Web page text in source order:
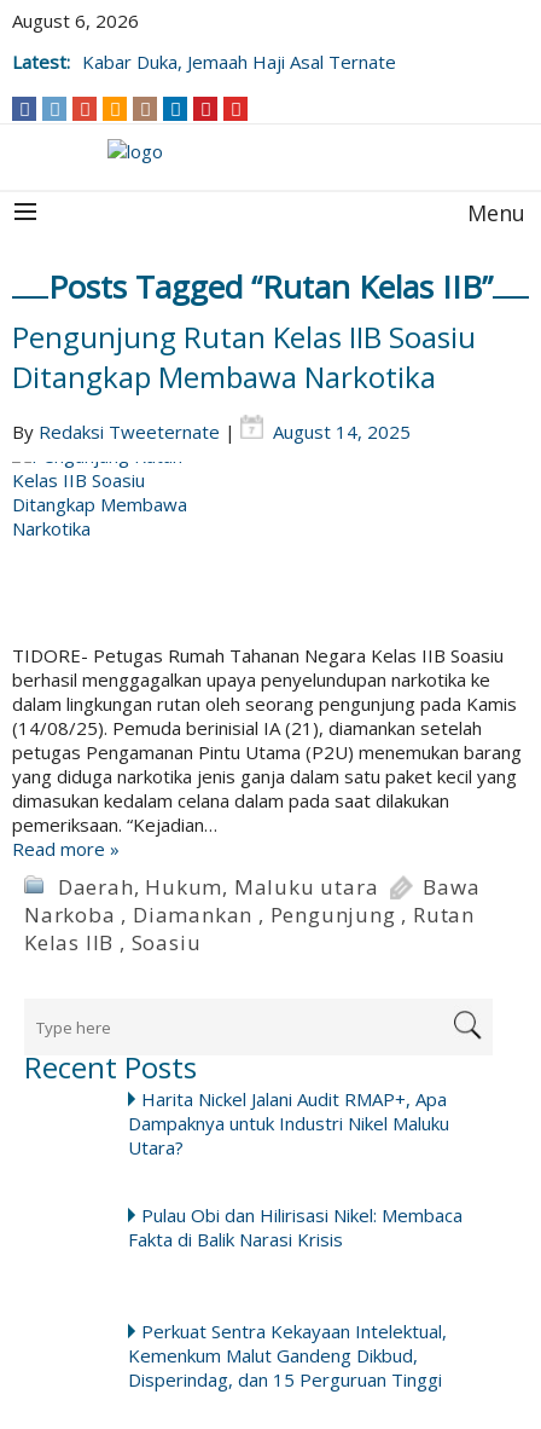
August 6, 2026
Latest: Kabar Duka, Jemaah Haji Asal Ternate
Menu
Posts Tagged “Rutan Kelas IIB”
Pengunjung Rutan Kelas IIB Soasiu
Ditangkap Membawa Narkotika
By Redaksi Tweeternate | August 14, 2025
TIDORE- Petugas Rumah Tahanan Negara Kelas IIB Soasiu
berhasil menggagalkan upaya penyelundupan narkotika ke
dalam lingkungan rutan oleh seorang pengunjung pada Kamis
(14/08/25). Pemuda berinisial IA (21), diamankan setelah
petugas Pengamanan Pintu Utama (P2U) menemukan barang
yang diduga narkotika jenis ganja dalam satu paket kecil yang
dimasukan kedalam celana dalam pada saat dilakukan
pemeriksaan. “Kejadian…
Read more »
Daerah, Hukum, Maluku utara
Bawa
Narkoba , Diamankan , Pengunjung , Rutan
Kelas IIB , Soasiu
Recent Posts
Harita Nickel Jalani Audit RMAP+, Apa
Dampaknya untuk Industri Nikel Maluku
Utara?
Pulau Obi dan Hilirisasi Nikel: Membaca
Fakta di Balik Narasi Krisis
Perkuat Sentra Kekayaan Intelektual,
Kemenkum Malut Gandeng Dikbud,
Disperindag, dan 15 Perguruan Tinggi